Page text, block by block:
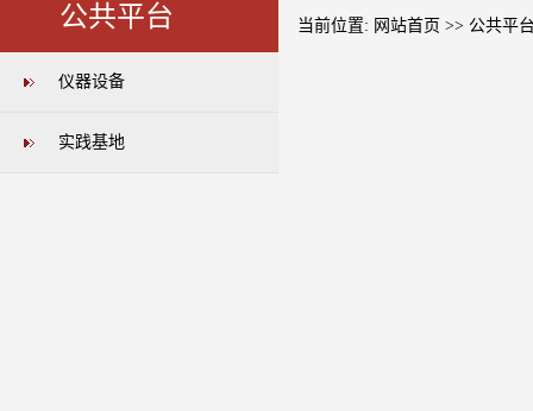
公共平台
仪器设备
实践基地
当前位置: 网站首页 >> 公共平